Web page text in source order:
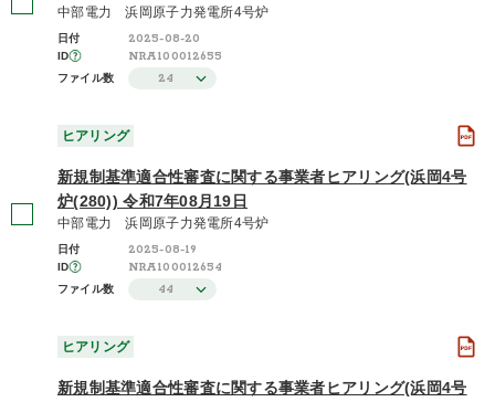
中部電力 浜岡原子力発電所4号炉
日付 2025-08-20
ID NRA100012655
ファイル数 24
ヒアリング
新規制基準適合性審査に関する事業者ヒアリング(浜岡4号
炉(280)) 令和7年08月19日
中部電力 浜岡原子力発電所4号炉
日付 2025-08-19
ID NRA100012654
ファイル数 44
ヒアリング
新規制基準適合性審査に関する事業者ヒアリング(浜岡4号